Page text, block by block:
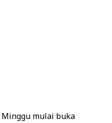
mulai buka